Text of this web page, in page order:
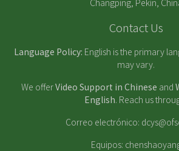
Changping, Pekín,
Contact Us
Language Policy: English is the primary
may vary.
We offerVideo Support in Chinese and
English. Reach us
Correo electrónico:
Equipos: